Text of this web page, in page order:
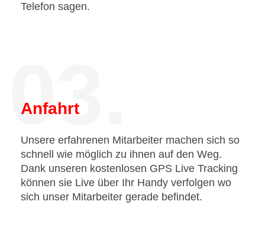
Telefon sagen.
03.
Anfahrt
Unsere erfahrenen Mitarbeiter machen sich so
schnell wie möglich zu ihnen auf den Weg.
Dank unseren kostenlosen GPS Live Tracking
können sie Live über Ihr Handy verfolgen wo
sich unser Mitarbeiter gerade befindet.